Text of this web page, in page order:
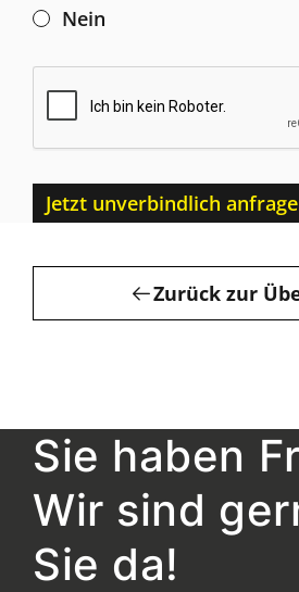
Nein
Jetzt unverbindlich
Zurück zur
Sie haben
Wir sind
Sie da!